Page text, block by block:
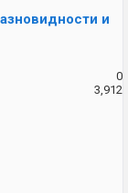
и
0
3,912